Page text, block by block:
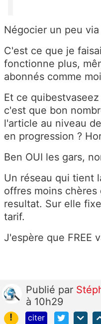
Négocier un peu
C'est ce que je
fonctionne plus,
abonnés comme
Et ce
c'est que bon
l'article au niveau
en progression ?
Ben OUI les gars,
Un réseau qui tient
offres moins chères
resultat. Sur elle
tarif.
J'espère que FREE
Publié par
à 10h29
!
citer